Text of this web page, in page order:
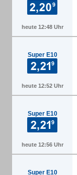
heute 12:48 Uhr
Super E10
heute 12:52 Uhr
Super E10
heute 12:56 Uhr
Super E10